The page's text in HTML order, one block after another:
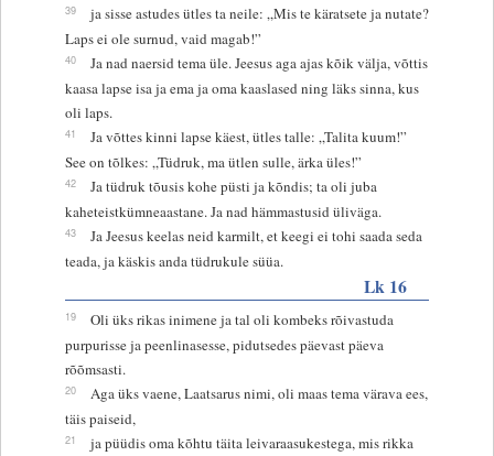
39
ja sisse astudes ütles ta neile: „Mis te käratsete ja nutate?
Laps ei ole surnud, vaid magab!”
40
Ja nad naersid tema üle. Jeesus aga ajas kõik välja, võttis
kaasa lapse isa ja ema ja oma kaaslased ning läks sinna, kus
oli laps.
41
Ja võttes kinni lapse käest, ütles talle: „Talita kuum!”
See on tõlkes: „Tüdruk, ma ütlen sulle, ärka üles!”
42
Ja tüdruk tõusis kohe püsti ja kõndis; ta oli juba
kaheteistkümneaastane. Ja nad hämmastusid üliväga.
43
Ja Jeesus keelas neid karmilt, et keegi ei tohi saada seda
teada, ja käskis anda tüdrukule süüa.
Lk 16
19
Oli üks rikas inimene ja tal oli kombeks rõivastuda
purpurisse ja peenlinasesse, pidutsedes päevast päeva
rõõmsasti.
20
Aga üks vaene, Laatsarus nimi, oli maas tema värava ees,
täis paiseid,
21
ja püüdis oma kõhtu täita leivaraasukestega, mis rikka